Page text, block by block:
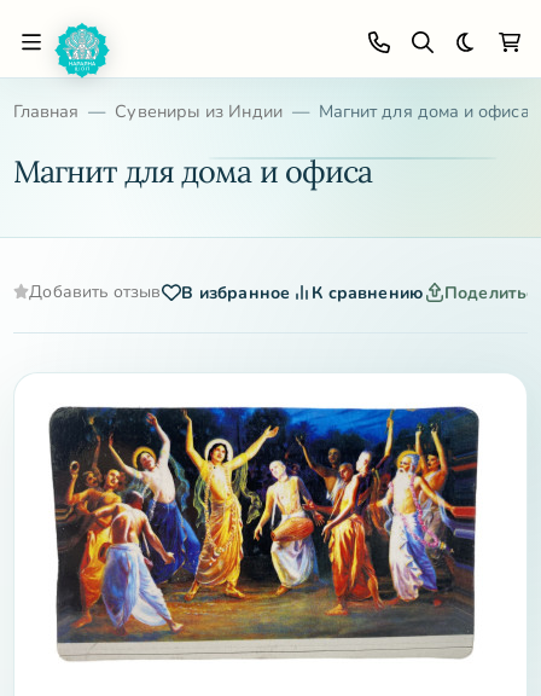
Темная
Главная Сувениры из Индии Магнит для дома и офиса
Магнит для дома и офиса
Добавить отзыв В избранное К сравнению